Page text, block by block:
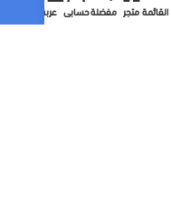
القائمةمتجر مفضلةحسابي عربة